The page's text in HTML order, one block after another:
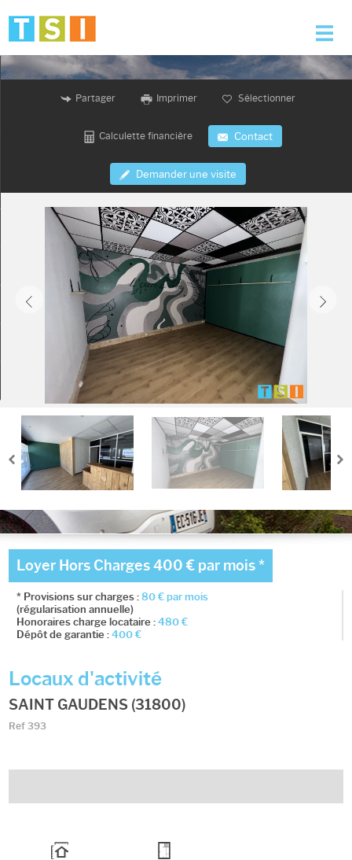
Accueil
Alerte e-mail
Contact
0
Partager Imprimer Sélectionner
Calculette financière Contact
Demander une visite
Loyer Hors Charges400 € par mois*
* Provisions sur charges :80€ par mois
(régularisation annuelle)
Honoraires charge locataire :480€
Dépôt de garantie :400€
Locaux d'activité
SAINT GAUDENS (31800)
Ref 393